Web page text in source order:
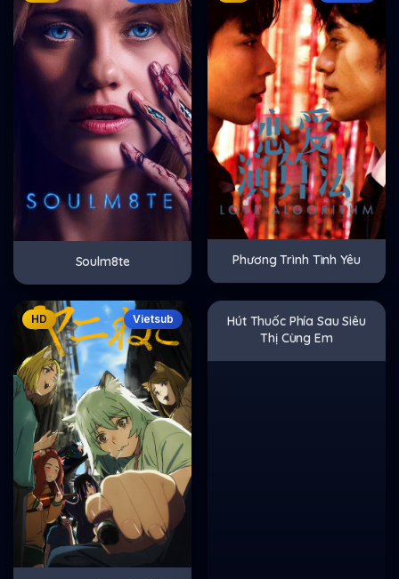
Soulm8te Phương Trình Tình Yêu
HD Vietsub HD Vietsub
Hút Thuốc Phía Sau Siêu
Thị Cùng Em